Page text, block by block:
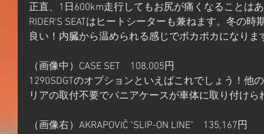
正直、1日600km走行してもお尻が痛くなることは
RIDER'S SEATはヒートシーターも兼ねます。冬の
良い！内臓から温められる感じでポカポカになりま
（画像中）CASE SET　108,005円
1290SDGTのオプションといえばこれでしょう！他
リアの取付不要でパニアケースが車体に取り付け
（画像右）AKRAPOVIČ "SLIP-ON LINE"　135,167円